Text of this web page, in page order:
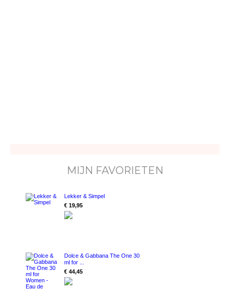
MIJN FAVORIETEN
Lekker & Simpel
€ 19,95
Dolce & Gabbana The One 30
ml for ...
€ 44,45